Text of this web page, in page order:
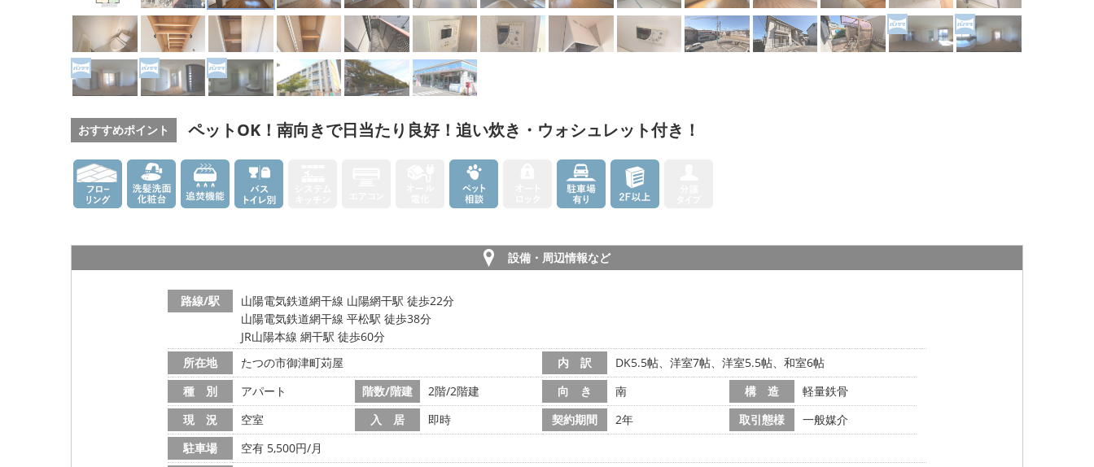
おすすめポイント ペットOK！南向きで日当たり良好！追い炊き・ウォシュレット付き！
設備・周辺情報など
路線/駅
山陽電気鉄道網干線 山陽網干駅 徒歩22分
山陽電気鉄道網干線 平松駅 徒歩38分
JR山陽本線 網干駅 徒歩60分
所在地
たつの市御津町苅屋 内 訳
DK5.5帖、洋室7帖、洋室5.5帖、和室6帖
種 別
アパート 階数/階建 2階/2階建 向 き 南 構 造
軽量鉄骨
現 況
空室 入 居 即時 契約期間 2年 取引態様
一般媒介
駐車場
空有 5,500円/月